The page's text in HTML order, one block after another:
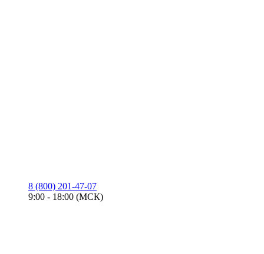
8 (800) 201-47-07
9:00 - 18:00 (МСК)